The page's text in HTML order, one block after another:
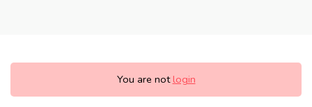
You are not login